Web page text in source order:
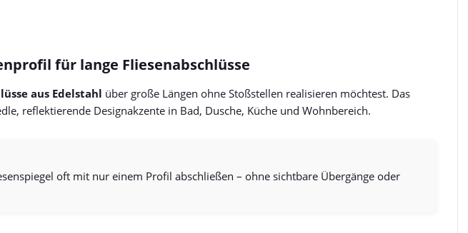
für lange Fliesenabschlüsse
aus Edelstahl über große Längen ohne Stoßstellen realisieren möchtest. Das
reflektierende Designakzente in Bad, Dusche, Küche und Wohnbereich.
oft mit nur einem Profil abschließen – ohne sichtbare Übergänge oder